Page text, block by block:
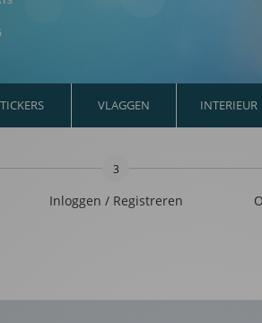
VLAGGEN INTERIEUR
3
Inloggen / Registreren